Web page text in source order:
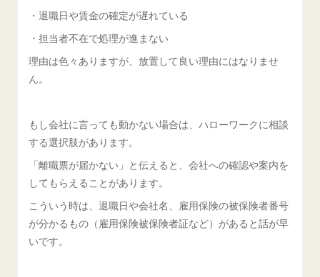
・退職日や賃金の確定が遅れている
・担当者不在で処理が進まない
理由は色々ありますが、放置して良い理由にはなりませ
ん。
もし会社に言っても動かない場合は、ハローワークに相談
する選択肢があります。
「離職票が届かない」と伝えると、会社への確認や案内を
してもらえることがあります。
こういう時は、退職日や会社名、雇用保険の被保険者番号
が分かるもの（雇用保険被保険者証など）があると話が早
いです。